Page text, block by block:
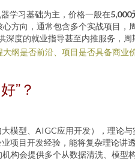
学习基础为主，价格一般在5,000
方向，通常包含多个实战项目，
深度的就业指导甚至内推服务，
纲是否前沿、项目是否具备商
”？
模型、AIGC应用开发），理论
项目开发经验，能将复杂理论讲
构会提供多个从数据清洗、模型